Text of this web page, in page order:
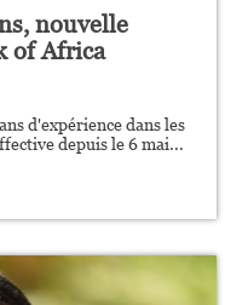
nouvelle
of Africa
d'expérience dans les
depuis le 6 mai...